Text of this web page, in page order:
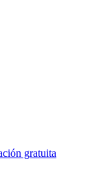
gratuita